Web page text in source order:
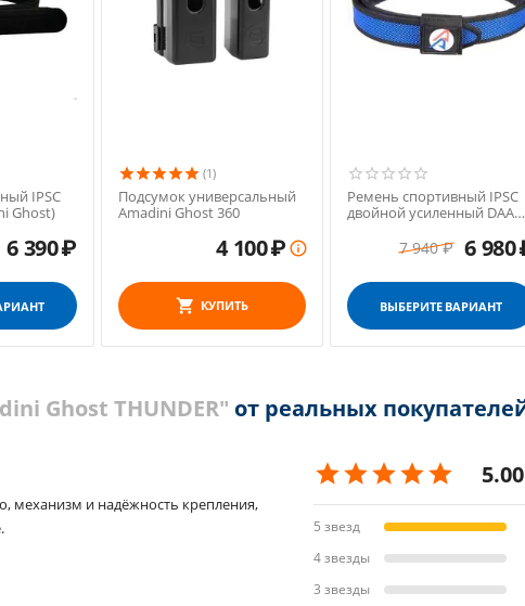
IPSC
Ghost)
6 390₽
(1)
Подсумок универсальный
Amadini Ghost 360
4 100₽ 
КУПИТЬ
Ремень спортивный IPSC
двойной усиленный DAA
7 940 ₽ 6 980
ВЫБЕРИТЕ ВАРИАНТ
Ghost THUNDER" от реальных
механизм и надёжность крепления,
5 звезд
4 звезды
3 звезды